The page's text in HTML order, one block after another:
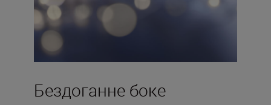
Бездоганне боке